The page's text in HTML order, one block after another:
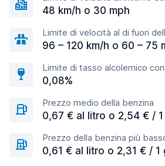
48 km/h o 30 mph
Limite di velocità al di fuori
96 – 120 km/h o 60 – 75
Limite di tasso alcolemico
0,08%
Prezzo medio della benzina
0,67 € al litro o 2,54 € /
Prezzo della benzina più
0,61 € al litro o 2,31 € / 1